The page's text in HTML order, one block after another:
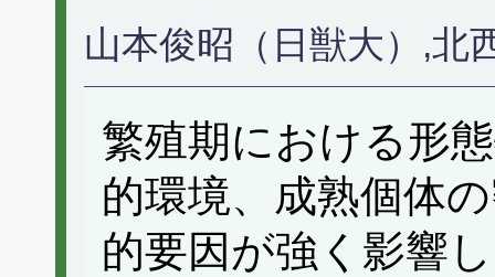
山本俊昭（日獣大）,北
繁殖期における形
的環境、成熟個体
的要因が強く影響